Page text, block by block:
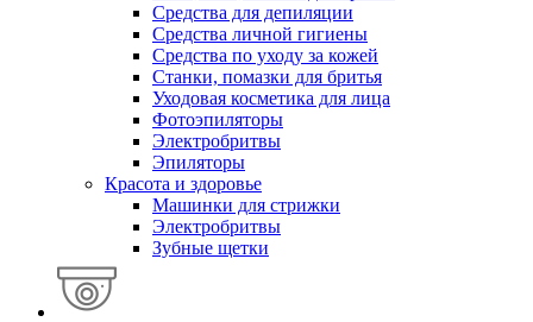
Средства для депиляции
Средства личной гигиены
Средства по уходу за кожей
Станки, помазки для бритья
Уходовая косметика для лица
Фотоэпиляторы
Электробритвы
Эпиляторы
Красота и здоровье
Машинки для стрижки
Электробритвы
Зубные щетки